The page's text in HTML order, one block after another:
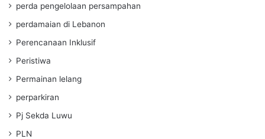
perda pengelolaan persampahan
perdamaian di Lebanon
Perencanaan Inklusif
Peristiwa
Permainan lelang
perparkiran
Pj Sekda Luwu
PLN